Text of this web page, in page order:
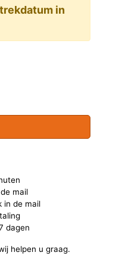
in
mail
in de mail
dagen
helpen u graag.